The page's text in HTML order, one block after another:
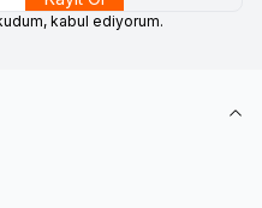
kabul ediyorum.